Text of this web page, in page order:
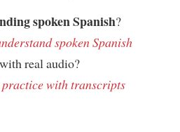
spoken Spanish?
spoken Spanish
real audio?
with transcripts